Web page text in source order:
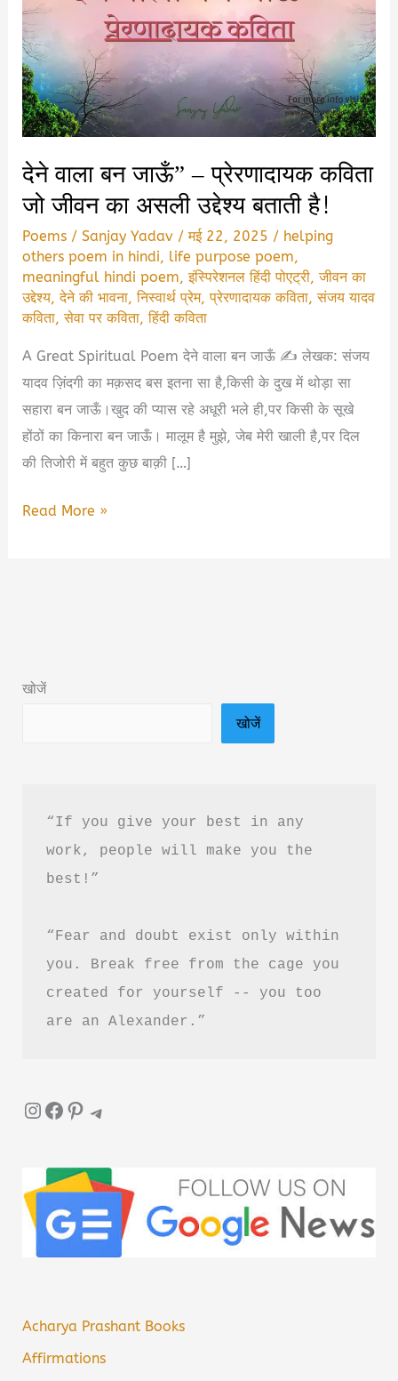
देने वाला बन जाऊँ” – प्रेरणादायक कविता
जो जीवन का असली उद्देश्य बताती है!
Poems /Sanjay Yadav /मई 22, 2025 / helping
others poem in hindi, life purpose poem,
meaningful hindi poem,इंस्पिरेशनल हिंदी पोएट्री,जीवन का
उद्देश्य,देने की भावना,निस्वार्थ प्रेम,प्रेरणादायक कविता,संजय यादव
कविता,सेवा पर कविता,हिंदी कविता
A Great Spiritual Poem देने वाला बन जाऊँ ✍️ लेखक: संजय
यादव ज़िंदगी का मक़सद बस इतना सा है,किसी के दुख में थोड़ा सा
सहारा बन जाऊँ।खुद की प्यास रहे अधूरी भले ही,पर किसी के सूखे
होंठों का किनारा बन जाऊँ। मालूम है मुझे, जेब मेरी खाली है,पर दिल
की तिजोरी में बहुत कुछ बाक़ी […]
देने
जो
Read More »
खोजें
खोजें
“If you give your best in any
work, people will make you the
best!”
“Fear and doubt exist only within
you. Break free from the cage you
created for yourself -- you too
are an Alexander.”
InstagramFacebook Pinterest Telegram
Acharya Prashant Books
Affirmations